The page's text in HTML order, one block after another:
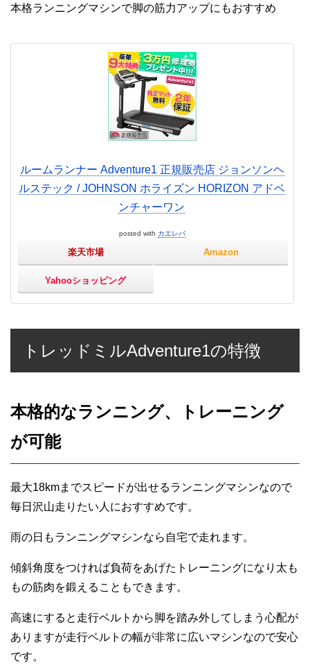
本格ランニングマシンで脚の筋力アップにもおすすめ
ルームランナー Adventure1 正規販売店 ジョンソンヘ
ルステック / JOHNSON ホライズン HORIZON アドベ
ンチャーワン
posted with カエレバ
楽天市場 Amazon
Yahooショッピング
トレッドミルAdventure1の特徴
本格的なランニング、トレーニング
が可能
最大18kmまでスピードが出せるランニングマシンなので
毎日沢山走りたい人におすすめです。
雨の日もランニングマシンなら自宅で走れます。
傾斜角度をつければ負荷をあげたトレーニングになり太も
もの筋肉を鍛えることもできます。
高速にすると走行ベルトから脚を踏み外してしまう心配が
ありますが走行ベルトの幅が非常に広いマシンなので安心
です。